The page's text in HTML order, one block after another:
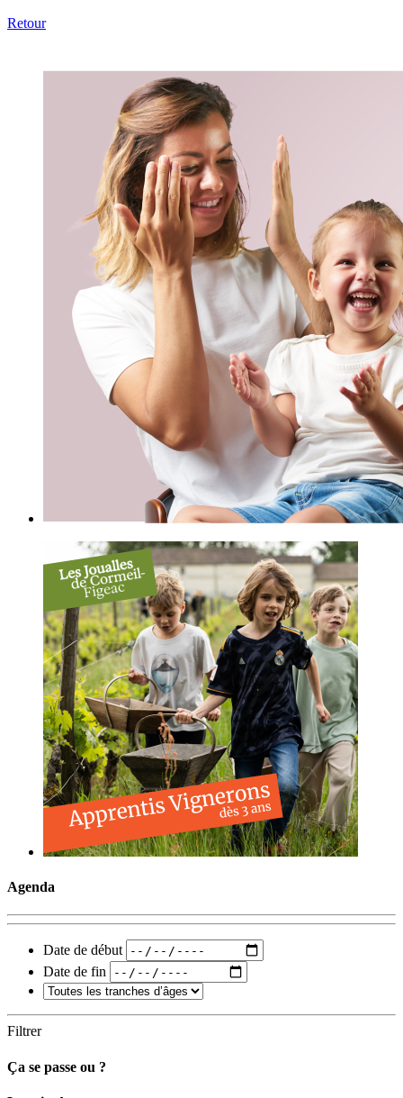
Retour
Agenda
Date de début
Date de fin
Filtrer
Ça se passe ou ?